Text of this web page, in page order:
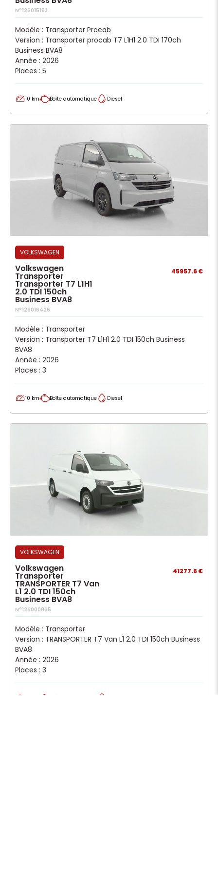
N°126015183
Modèle : Transporter Procab
Version : Transporter procab T7 L1H1 2.0 TDI 170ch
Business BVA8
Année : 2026
Places : 5
10 km Boîte automatique Diesel
VOLKSWAGEN
Volkswagen
Transporter
Transporter T7 L1H1
2.0 TDI 150ch
Business BVA8
45957.6 €
N°126016426
Modèle : Transporter
Version : Transporter T7 L1H1 2.0 TDI 150ch Business
BVA8
Année : 2026
Places : 3
10 km Boîte automatique Diesel
VOLKSWAGEN
Volkswagen
Transporter
TRANSPORTER T7 Van
L1 2.0 TDI 150ch
Business BVA8
41277.6 €
N°126000865
Modèle : Transporter
Version : TRANSPORTER T7 Van L1 2.0 TDI 150ch Business
BVA8
Année : 2026
Places : 3